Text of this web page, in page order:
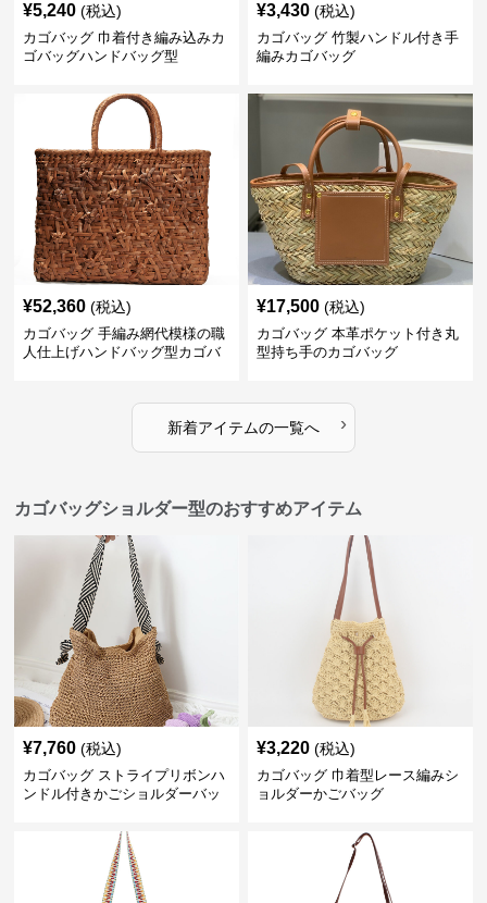
¥5,240 (税込)
カゴバッグ 巾着付き編み込みカ
ゴバッグハンドバッグ型
¥3,430 (税込)
カゴバッグ 竹製ハンドル付き手
編みカゴバッグ
¥52,360 (税込)
カゴバッグ 手編み網代模様の職
人仕上げハンドバッグ型カゴバ
¥17,500 (税込)
カゴバッグ 本革ポケット付き丸
型持ち手のカゴバッグ
新着アイテムの一覧へ ›
カゴバッグショルダー型のおすすめアイテム
¥7,760 (税込)
カゴバッグ ストライプリボンハ
ンドル付きかごショルダーバッ
¥3,220 (税込)
カゴバッグ 巾着型レース編みシ
ョルダーかごバッグ